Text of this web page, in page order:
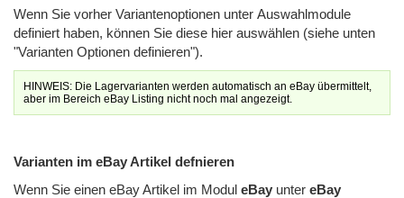
Wenn Sie vorher Variantenoptionen unter Auswahlmodule
definiert haben, können Sie diese hier auswählen (siehe unten
"Varianten Optionen definieren").
HINWEIS: Die Lagervarianten werden automatisch an eBay übermittelt,
aber im Bereich eBay Listing nicht noch mal angezeigt.
Varianten im eBay Artikel defnieren
Wenn Sie einen eBay Artikel im Modul eBay unter eBay